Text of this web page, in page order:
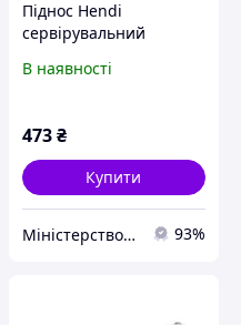
Піднос Hendi
сервірувальний
В наявності
473₴
Купити
Міністерство Посуду 93%